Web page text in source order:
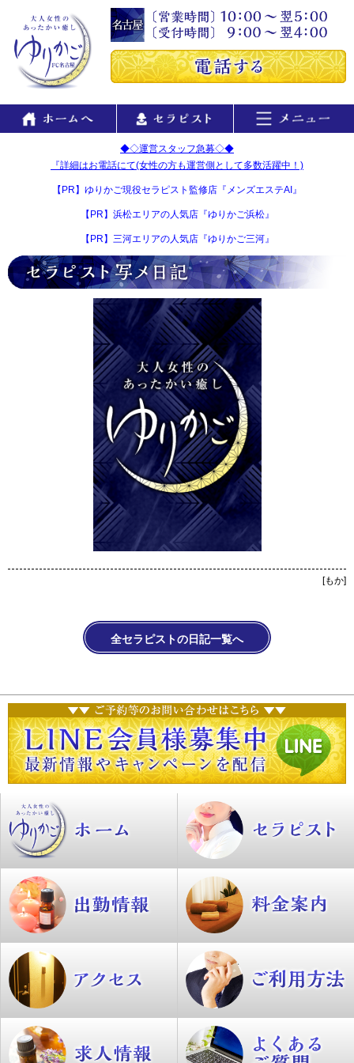
◆◇運営スタッフ急募◇◆
『詳細はお電話にて(女性の方も運営側として多数活躍中！)
【PR】ゆりかご現役セラピスト監修店『メンズエステAI』
【PR】浜松エリアの人気店『ゆりかご浜松』
【PR】三河エリアの人気店『ゆりかご三河』
[もか]
全セラピストの日記一覧へ